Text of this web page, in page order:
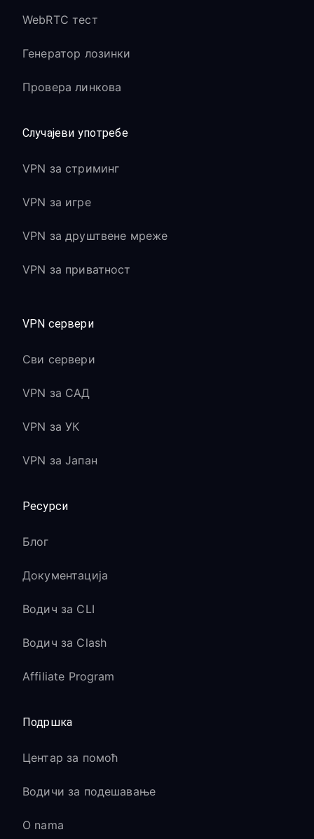
WebRTC тест
Генератор лозинки
Провера линкова
Случајеви употребе
VPN за стриминг
VPN за игре
VPN за друштвене мреже
VPN за приватност
VPN сервери
Сви сервери
VPN за САД
VPN за УК
VPN за Јапан
Ресурси
Блог
Документација
Водич за CLI
Водич за Clash
Affiliate Program
Подршка
Центар за помоћ
Водичи за подешавање
O nama